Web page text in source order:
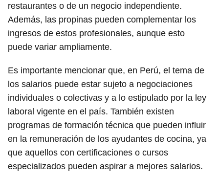
restaurantes o de un negocio independiente.
Además, las propinas pueden complementar los
ingresos de estos profesionales, aunque esto
puede variar ampliamente.
Es importante mencionar que, en Perú, el tema de
los salarios puede estar sujeto a negociaciones
individuales o colectivas y a lo estipulado por la ley
laboral vigente en el país. También existen
programas de formación técnica que pueden influir
en la remuneración de los ayudantes de cocina, ya
que aquellos con certificaciones o cursos
especializados pueden aspirar a mejores salarios.